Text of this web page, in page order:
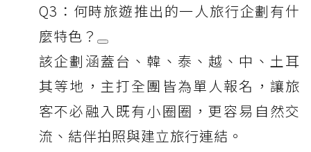
Q3：何時旅遊推出的一人旅行企劃有什
麼特色？
該企劃涵蓋台、韓、泰、越、中、土耳
其等地，主打全團皆為單人報名，讓旅
客不必融入既有小圈圈，更容易自然交
流、結伴拍照與建立旅行連結。